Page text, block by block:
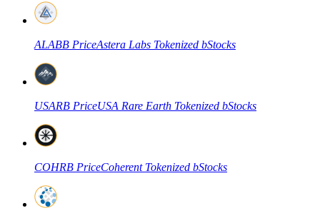
العقود الآجلة للعملات المشفرة
TradFi
مشتقات الأسهم والعملات الأجنبية والمعادن الثمينة والسلع
ALABB PriceAstera Labs Tokenized bStocks
USARB PriceUSA Rare Earth Tokenized bStocks
COHRB PriceCoherent Tokenized bStocks